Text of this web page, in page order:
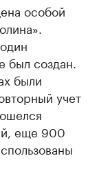
особой
был создан.
были
учет
еще 900